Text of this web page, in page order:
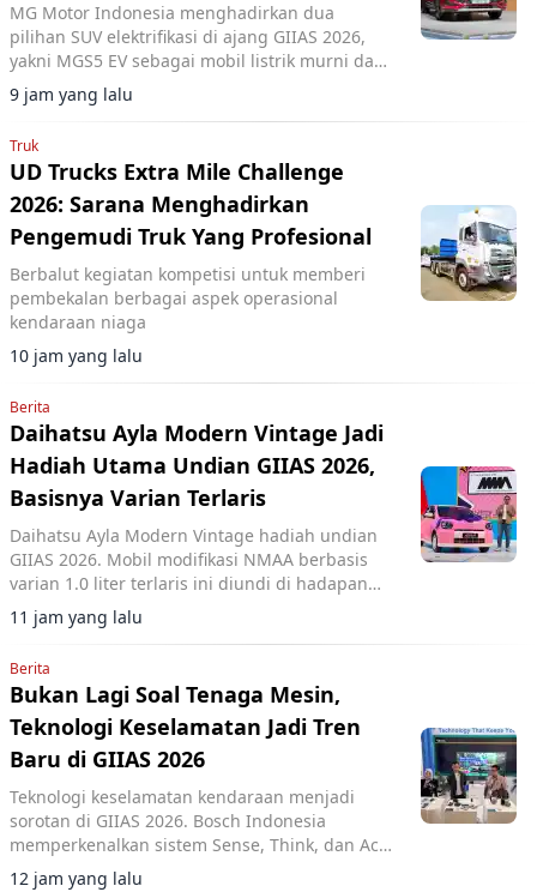
MG Motor Indonesia menghadirkan dua
pilihan SUV elektrifikasi di ajang GIIAS 2026,
yakni MGS5 EV sebagai mobil listrik murni dan
MG ZS Hybrid+ yang mengusung teknologi full
hybrid.
9 jam yang lalu
Truk
UD Trucks Extra Mile Challenge
2026: Sarana Menghadirkan
Pengemudi Truk Yang Profesional
Berbalut kegiatan kompetisi untuk memberi
pembekalan berbagai aspek operasional
kendaraan niaga
10 jam yang lalu
Berita
Daihatsu Ayla Modern Vintage Jadi
Hadiah Utama Undian GIIAS 2026,
Basisnya Varian Terlaris
Daihatsu Ayla Modern Vintage hadiah undian
GIIAS 2026. Mobil modifikasi NMAA berbasis
varian 1.0 liter terlaris ini diundi di hadapan
pengunjung dan dimenangkan konsumen dari
Lampung.
11 jam yang lalu
Berita
Bukan Lagi Soal Tenaga Mesin,
Teknologi Keselamatan Jadi Tren
Baru di GIIAS 2026
Teknologi keselamatan kendaraan menjadi
sorotan di GIIAS 2026. Bosch Indonesia
memperkenalkan sistem Sense, Think, dan Act
yang membantu pengemudi.
12 jam yang lalu